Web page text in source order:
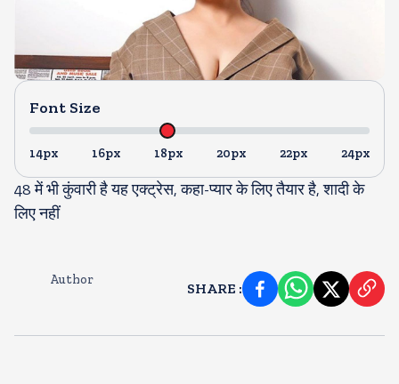
Font Size
14px 16px 18px 20px 22px 24px
48 में भी कुंवारी है यह एक्ट्रेस, कहा-प्यार के लिए तैयार है, शादी के
लिए नहीं
Author
SHARE :